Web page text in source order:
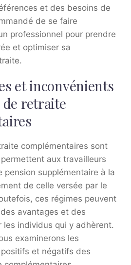
et des besoins de
de se faire
professionnel pour prendre
et optimiser sa
et inconvénients
de retraite
complémentaires sont
aux travailleurs
pension supplémentaire à la
de celle versée par le
ces régimes peuvent
avantages et des
les individus qui y adhèrent.
examinerons les
et négatifs des